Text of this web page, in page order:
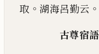
取 。 湖海呂勤云 。
古尊宿